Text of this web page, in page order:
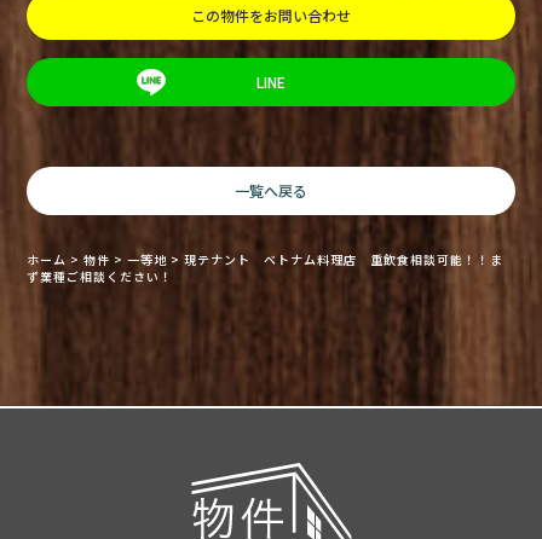
この物件をお問い合わせ
LINE
一覧へ戻る
ホーム >物件 >一等地 >現テナント ベトナム料理店 重飲食相談可能！！ま
ず業種ご相談ください！